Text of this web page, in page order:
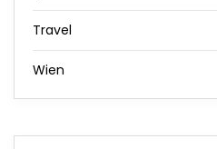
Travel
Wien